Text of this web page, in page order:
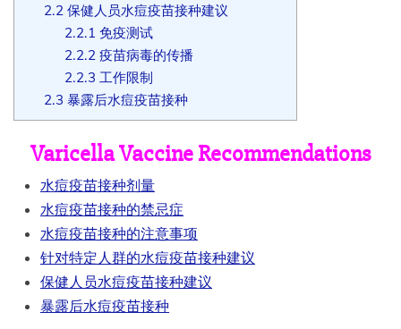
2.2保健人员水痘疫苗接种建议
2.2.1 免疫测试
2.2.2疫苗病毒的传播
2.2.3 工作限制
2.3 暴露后水痘疫苗接种
Varicella Vaccine Recommendations
水痘疫苗接种剂量
水痘疫苗接种的禁忌症
水痘疫苗接种的注意事项
针对特定人群的水痘疫苗接种建议
保健人员水痘疫苗接种建议
暴露后水痘疫苗接种